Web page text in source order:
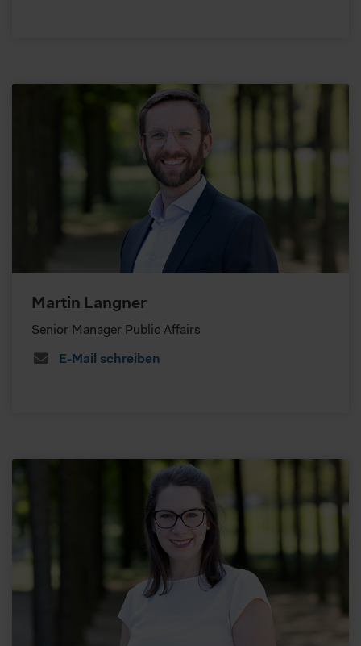
Martin Langner
Senior Manager Public Affairs
E-Mail schreiben